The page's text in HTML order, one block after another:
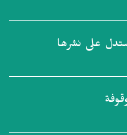
على نشرها